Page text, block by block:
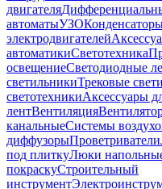
двигателя
автоматыУЗО
электродвигателей
автоматикиСветотехника
освещениеСветодиодные
светильникиТрековые
светотехникиАксессуары
лентВентиляция
канальныеСистемы
диффузорыПроветриватели
под плиткуЛюки
покраскуСтроительный
инструмент